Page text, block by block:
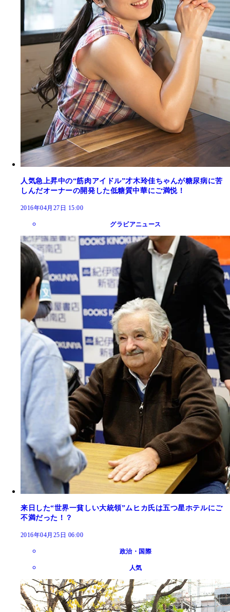
人気急上昇中の“筋肉アイドル”才木玲佳ちゃんが糖尿病に苦
しんだオーナーの開発した低糖質中華にご満悦！
2016年04月27日 15:00
グラビアニュース
来日した“世界一貧しい大統領”ムヒカ氏は五つ星ホテルにご
不満だった！？
2016年04月25日 06:00
政治・国際
人気